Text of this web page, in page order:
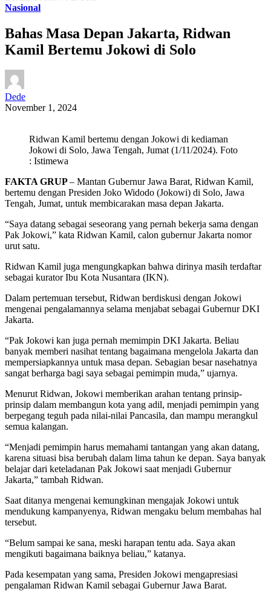
Nasional
Bahas Masa Depan Jakarta, Ridwan
Kamil Bertemu Jokowi di Solo
Dede
November 1, 2024
Ridwan Kamil bertemu dengan Jokowi di kediaman
Jokowi di Solo, Jawa Tengah, Jumat (1/11/2024). Foto
: Istimewa
FAKTA GRUP– Mantan Gubernur Jawa Barat, Ridwan Kamil,
bertemu dengan Presiden Joko Widodo (Jokowi) di Solo, Jawa
Tengah, Jumat, untuk membicarakan masa depan Jakarta.
“Saya datang sebagai seseorang yang pernah bekerja sama dengan
Pak Jokowi,” kata Ridwan Kamil, calon gubernur Jakarta nomor
urut satu.
Ridwan Kamil juga mengungkapkan bahwa dirinya masih terdaftar
sebagai kurator Ibu Kota Nusantara (IKN).
Dalam pertemuan tersebut, Ridwan berdiskusi dengan Jokowi
mengenai pengalamannya selama menjabat sebagai Gubernur DKI
Jakarta.
“Pak Jokowi kan juga pernah memimpin DKI Jakarta. Beliau
banyak memberi nasihat tentang bagaimana mengelola Jakarta dan
mempersiapkannya untuk masa depan. Sebagian besar nasehatnya
sangat berharga bagi saya sebagai pemimpin muda,” ujarnya.
Menurut Ridwan, Jokowi memberikan arahan tentang prinsip-
prinsip dalam membangun kota yang adil, menjadi pemimpin yang
berpegang teguh pada nilai-nilai Pancasila, dan mampu merangkul
semua kalangan.
“Menjadi pemimpin harus memahami tantangan yang akan datang,
karena situasi bisa berubah dalam lima tahun ke depan. Saya banyak
belajar dari keteladanan Pak Jokowi saat menjadi Gubernur
Jakarta,” tambah Ridwan.
Saat ditanya mengenai kemungkinan mengajak Jokowi untuk
mendukung kampanyenya, Ridwan mengaku belum membahas hal
tersebut.
“Belum sampai ke sana, meski harapan tentu ada. Saya akan
mengikuti bagaimana baiknya beliau,” katanya.
Pada kesempatan yang sama, Presiden Jokowi mengapresiasi
pengalaman Ridwan Kamil sebagai Gubernur Jawa Barat.